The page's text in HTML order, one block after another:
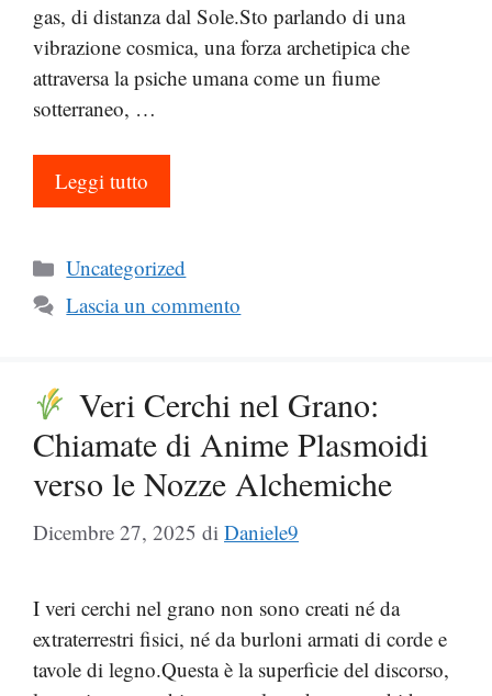
gas, di distanza dal Sole.Sto parlando di una
vibrazione cosmica, una forza archetipica che
attraversa la psiche umana come un fiume
sotterraneo, …
Leggi tutto
Categorie
Uncategorized
Lascia un commento
Veri Cerchi nel Grano:
Chiamate di Anime Plasmoidi
verso le Nozze Alchemiche
Dicembre 27, 2025 di Daniele9
I veri cerchi nel grano non sono creati né da
extraterrestri fisici, né da burloni armati di corde e
tavole di legno.Questa è la superficie del discorso,